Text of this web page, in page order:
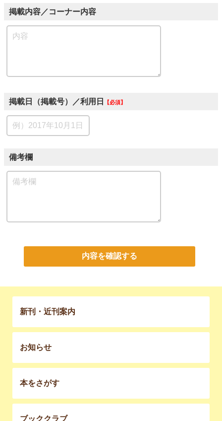
掲載内容／コーナー内容
掲載日（掲載号）／利用日 必須
備考欄
内容を確認する
新刊・近刊案内
お知らせ
本をさがす
ブッククラブ